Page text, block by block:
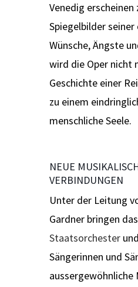
Venedig
Spiegelbilder seiner
Wünsche, Ängste
wird die Oper nicht
Geschichte einer
zu einem
menschliche Seele.
NEUE
VERBINDUNGEN
Unter der Leitung
Gardner bringen das
Staatsorchester
Sängerinnen und